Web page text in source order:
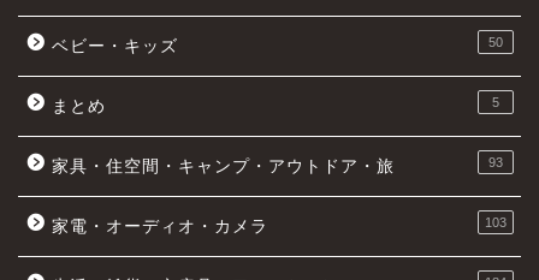
ベビー・キッズ 50
まとめ 5
家具・住空間・キャンプ・アウトドア・旅 93
家電・オーディオ・カメラ 103